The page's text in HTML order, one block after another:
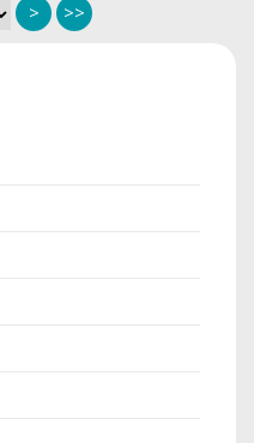
> >>